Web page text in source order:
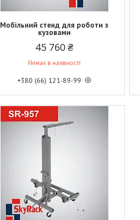
Мобільний стенд для роботи з
кузовами
45 760 ₴
Немає в наявності
+380 (66) 121-89-99